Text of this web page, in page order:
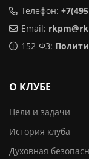
Телефон:
Email:
152-ФЗ:
О КЛУБЕ
Цели и задачи
История клуба
Духовная